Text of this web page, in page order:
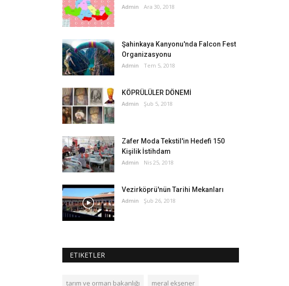
Admin Ara 30, 2018
Şahinkaya Kanyonu'nda Falcon Fest
Organizasyonu
Admin Tem 5, 2018
KÖPRÜLÜLER DÖNEMİ
Admin Şub 5, 2018
Zafer Moda Tekstil'in Hedefi 150
Kişilik İstihdam
Admin Nis 25, 2018
Vezirköprü'nün Tarihi Mekanları
Admin Şub 26, 2018
ETIKETLER
tarım ve orman bakanlığı meral ekşener